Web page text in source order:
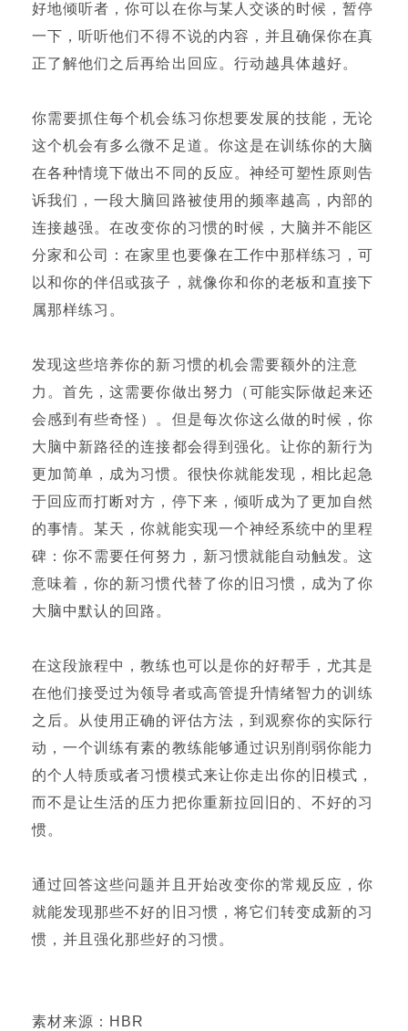
好地倾听者，你可以在你与某人交谈的时候，暂停
一下，听听他们不得不说的内容，并且确保你在真
正了解他们之后再给出回应。行动越具体越好。
你需要抓住每个机会练习你想要发展的技能，无论
这个机会有多么微不足道。你这是在训练你的大脑
在各种情境下做出不同的反应。神经可塑性原则告
诉我们，一段大脑回路被使用的频率越高，内部的
连接越强。在改变你的习惯的时候，大脑并不能区
分家和公司：在家里也要像在工作中那样练习，可
以和你的伴侣或孩子，就像你和你的老板和直接下
属那样练习。
发现这些培养你的新习惯的机会需要额外的注意
力。首先，这需要你做出努力（可能实际做起来还
会感到有些奇怪）。但是每次你这么做的时候，你
大脑中新路径的连接都会得到强化。让你的新行为
更加简单，成为习惯。很快你就能发现，相比起急
于回应而打断对方，停下来，倾听成为了更加自然
的事情。某天，你就能实现一个神经系统中的里程
碑：你不需要任何努力，新习惯就能自动触发。这
意味着，你的新习惯代替了你的旧习惯，成为了你
大脑中默认的回路。
在这段旅程中，教练也可以是你的好帮手，尤其是
在他们接受过为领导者或高管提升情绪智力的训练
之后。从使用正确的评估方法，到观察你的实际行
动，一个训练有素的教练能够通过识别削弱你能力
的个人特质或者习惯模式来让你走出你的旧模式，
而不是让生活的压力把你重新拉回旧的、不好的习
惯。
通过回答这些问题并且开始改变你的常规反应，你
就能发现那些不好的旧习惯，将它们转变成新的习
惯，并且强化那些好的习惯。
素材来源：HBR